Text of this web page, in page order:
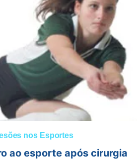
nos Esportes
ao esporte após cirurgia